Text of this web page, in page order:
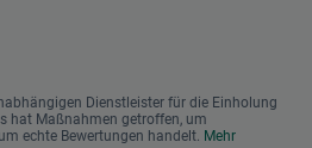
Dienstleister für die Einholung
hat Maßnahmen getroffen, um
echte Bewertungen handelt. Mehr